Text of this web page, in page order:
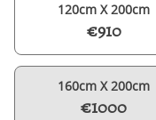
120cm X 200cm
€910
160cm X 200cm
€1000